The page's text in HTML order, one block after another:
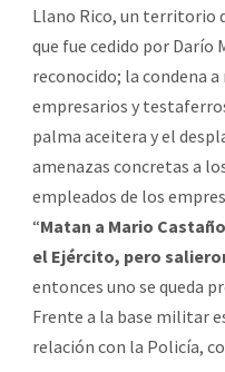
Llano Rico, un territorio
que fue cedido por Darío
reconocido; la condena
empresarios y
palma aceitera y el
amenazas concretas a
empleados de los
“Matan a Mario
el Ejército, pero
entonces uno se queda
Frente a la base militar
relación con la Policía,